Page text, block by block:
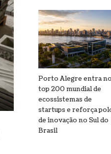
Porto Alegre entra
top 200 mundial de
ecossistemas de
startups e reforça
de inovação no Sul do
Brasil